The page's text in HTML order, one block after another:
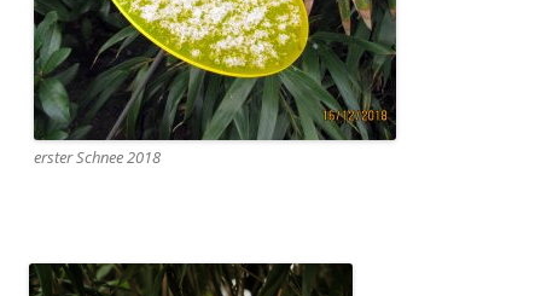
erster Schnee 2018